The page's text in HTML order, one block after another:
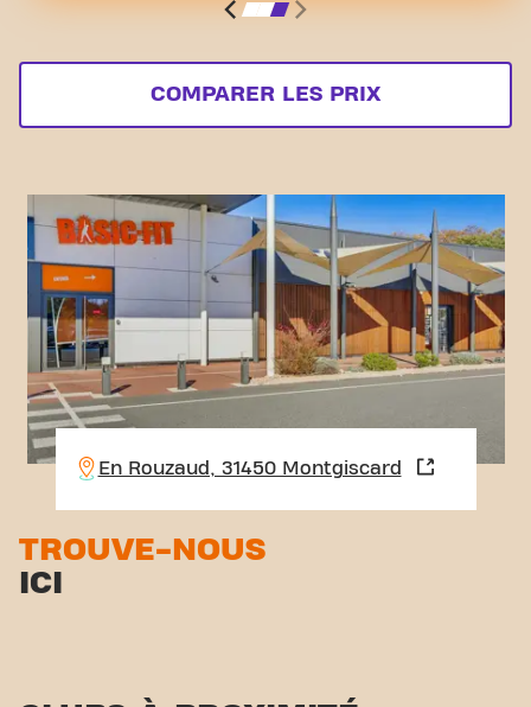
COMPARER LES PRIX
En Rouzaud, 31450 Montgiscard
TROUVE-NOUS
ICI